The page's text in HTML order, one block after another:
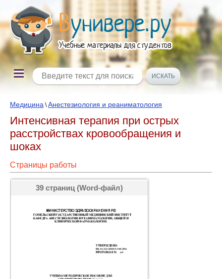
Медицина \Анестезиология и реаниматология
Интенсивная терапия при острых
расстройствах кровообращения и
шоках
Страницы работы
39 страниц (Word-файл)